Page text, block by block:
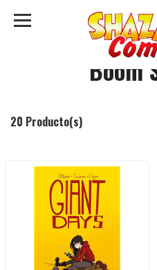
Boom
20 Producto(s)